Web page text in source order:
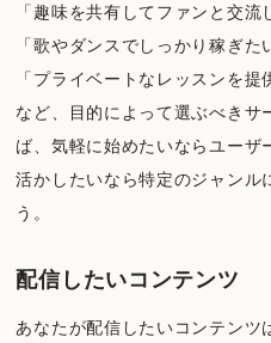
「趣味を共有してファンと交流
「歌やダンスでしっかり稼ぎた
「プライベートなレッスンを提
など、目的によって選ぶべきサ
ば、気軽に始めたいならユーザ
活かしたいなら特定のジャンル
う。
配信したいコンテンツ
あなたが配信したいコンテンツ